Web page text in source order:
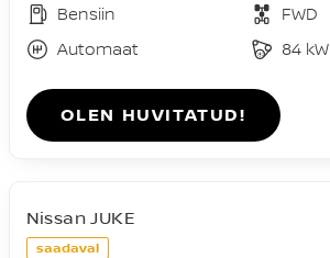
Bensiin
FWD
Automaat
84 kW
OLEN HUVITATUD!
saadaval
Nissan JUKE